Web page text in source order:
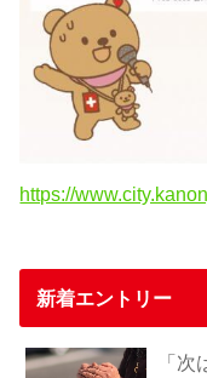
https://
新着エントリー
「